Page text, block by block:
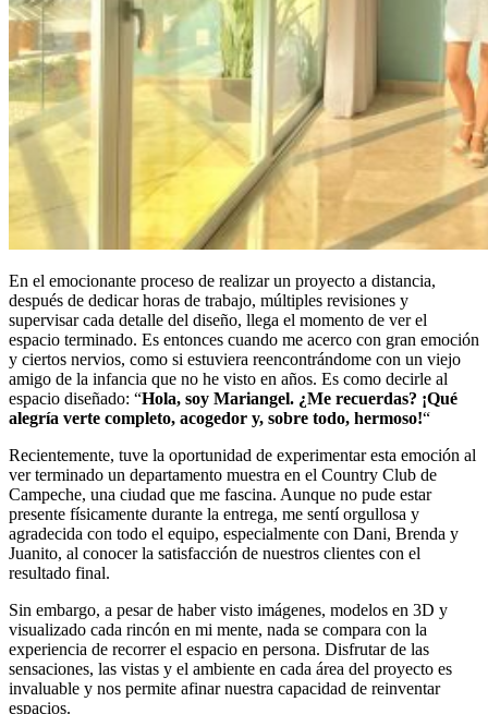
En el emocionante proceso de realizar un proyecto a distancia,
después de dedicar horas de trabajo, múltiples revisiones y
supervisar cada detalle del diseño, llega el momento de ver el
espacio terminado. Es entonces cuando me acerco con gran emoción
y ciertos nervios, como si estuviera reencontrándome con un viejo
amigo de la infancia que no he visto en años. Es como decirle al
espacio diseñado: “Hola, soy Mariangel. ¿Me recuerdas? ¡Qué
alegría verte completo, acogedor y, sobre todo, hermoso!“
Recientemente, tuve la oportunidad de experimentar esta emoción al
ver terminado un departamento muestra en el Country Club de
Campeche, una ciudad que me fascina. Aunque no pude estar
presente físicamente durante la entrega, me sentí orgullosa y
agradecida con todo el equipo, especialmente con Dani, Brenda y
Juanito, al conocer la satisfacción de nuestros clientes con el
resultado final.
Sin embargo, a pesar de haber visto imágenes, modelos en 3D y
visualizado cada rincón en mi mente, nada se compara con la
experiencia de recorrer el espacio en persona. Disfrutar de las
sensaciones, las vistas y el ambiente en cada área del proyecto es
invaluable y nos permite afinar nuestra capacidad de reinventar
espacios.